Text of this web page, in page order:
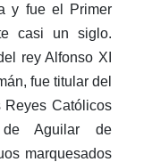
y fue el Primer
casi un siglo.
rey Alfonso XI
fue titular del
Reyes Católicos
de Aguilar de
marquesados